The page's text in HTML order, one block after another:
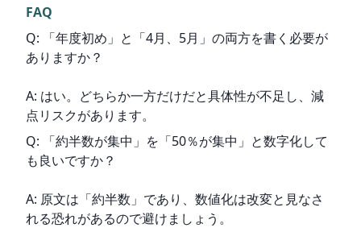
FAQ
Q: 「年度初め」と「4月、5月」の両方を書く必要が
ありますか？
A: はい。どちらか一方だけだと具体性が不足し、減
点リスクがあります。
Q: 「約半数が集中」を「50％が集中」と数字化して
も良いですか？
A: 原文は「約半数」であり、数値化は改変と見なさ
れる恐れがあるので避けましょう。